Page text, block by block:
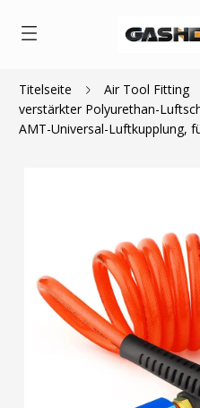
Titelseite Air Tool Fitting
verstärkter Polyurethan-
AMT-Universal-Luftkupplung,
$20.99